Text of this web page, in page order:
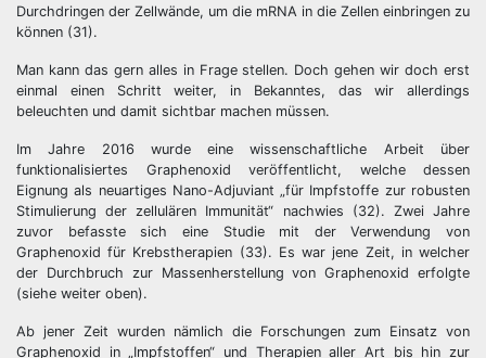
Durchdringen der Zellwände, um die mRNA in die Zellen einbringen zu
können (31).
Man kann das gern alles in Frage stellen. Doch gehen wir doch erst
einmal einen Schritt weiter, in Bekanntes, das wir allerdings
beleuchten und damit sichtbar machen müssen.
Im Jahre 2016 wurde eine wissenschaftliche Arbeit über
funktionalisiertes Graphenoxid veröffentlicht, welche dessen
Eignung als neuartiges Nano-Adjuviant „für Impfstoffe zur robusten
Stimulierung der zellulären Immunität“ nachwies (32). Zwei Jahre
zuvor befasste sich eine Studie mit der Verwendung von
Graphenoxid für Krebstherapien (33). Es war jene Zeit, in welcher
der Durchbruch zur Massenherstellung von Graphenoxid erfolgte
(siehe weiter oben).
Ab jener Zeit wurden nämlich die Forschungen zum Einsatz von
Graphenoxid in „Impfstoffen“ und Therapien aller Art bis hin zur